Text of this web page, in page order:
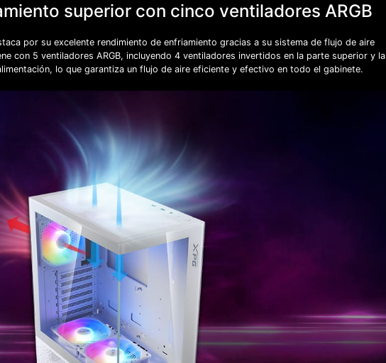
superior con cinco ventiladores ARGB
por su excelente rendimiento de enfriamiento gracias a su sistema de flujo de aire
con 5 ventiladores ARGB, incluyendo 4 ventiladores invertidos en la parte superior y la
lo que garantiza un flujo de aire eficiente y efectivo en todo el gabinete.